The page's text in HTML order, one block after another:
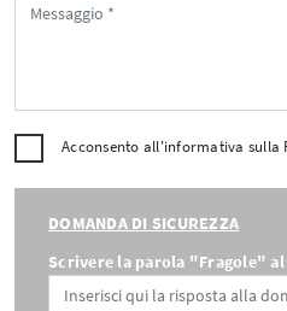
Acconsento all'informativa sulla
DOMANDA DI SICUREZZA
Scrivere la parola "Fragole"